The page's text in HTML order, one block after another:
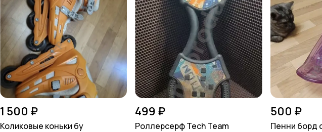
1 500 ₽
Коликовые коньки бу
499 ₽
Роллерсерф Tech Team
500 ₽
Пенни борд